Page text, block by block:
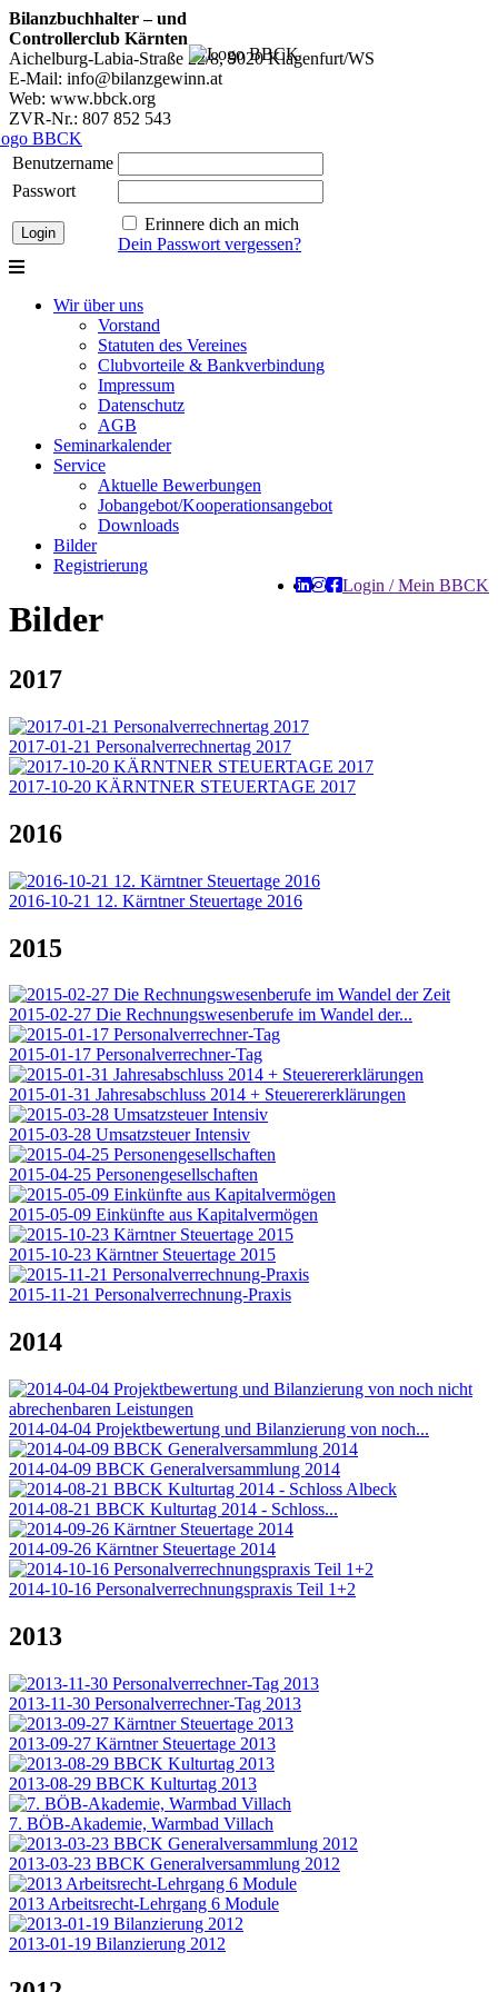
Bilanzbuchhalter – und
Controllerclub Kärnten
Aichelburg-Labia-Straße 22/8, 9020 Klagenfurt/WS
E-Mail: info@bilanzgewinn.at
Web: www.bbck.org
ZVR-Nr.: 807 852 543
Benutzername
Passwort
Erinnere dich an mich
Dein Passwort vergessen?
Wir über uns
Vorstand
Statuten des Vereines
Clubvorteile & Bankverbindung
Impressum
Datenschutz
AGB
Seminarkalender
Service
Aktuelle Bewerbungen
Jobangebot/Kooperationsangebot
Downloads
Bilder
Registrierung
Login / Mein BBCK
Bilder
2017
2017-01-21 Personalverrechnertag 2017
2017-10-20 KÄRNTNER STEUERTAGE 2017
2016
2016-10-21 12. Kärntner Steuertage 2016
2015
2015-02-27 Die Rechnungswesenberufe im Wandel der...
2015-01-17 Personalverrechner-Tag
2015-01-31 Jahresabschluss 2014 + Steuerererklärungen
2015-03-28 Umsatzsteuer Intensiv
2015-04-25 Personengesellschaften
2015-05-09 Einkünfte aus Kapitalvermögen
2015-10-23 Kärntner Steuertage 2015
2015-11-21 Personalverrechnung-Praxis
2014
2014-04-04 Projektbewertung und Bilanzierung von noch...
2014-04-09 BBCK Generalversammlung 2014
2014-08-21 BBCK Kulturtag 2014 - Schloss...
2014-09-26 Kärntner Steuertage 2014
2014-10-16 Personalverrechnungspraxis Teil 1+2
2013
2013-11-30 Personalverrechner-Tag 2013
2013-09-27 Kärntner Steuertage 2013
2013-08-29 BBCK Kulturtag 2013
7. BÖB-Akademie, Warmbad Villach
2013-03-23 BBCK Generalversammlung 2012
2013 Arbeitsrecht-Lehrgang 6 Module
2013-01-19 Bilanzierung 2012